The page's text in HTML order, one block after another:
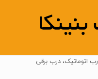
اتوماتیک، درب برقی